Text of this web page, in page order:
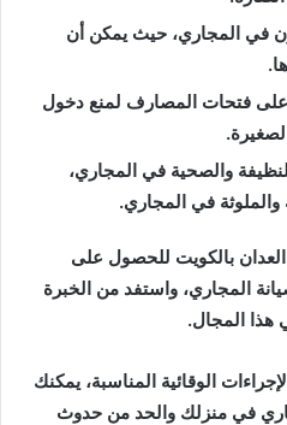
في المجاري، حيث يمكن أن
فتحات المصارف لمنع دخول
والصحية في المجاري،
والملوثة في المجاري.
بالكويت للحصول على
المجاري، واستفد من الخبرة
هذا المجال.
الوقائية المناسبة، يمكنك
في منزلك والحد من حدوث